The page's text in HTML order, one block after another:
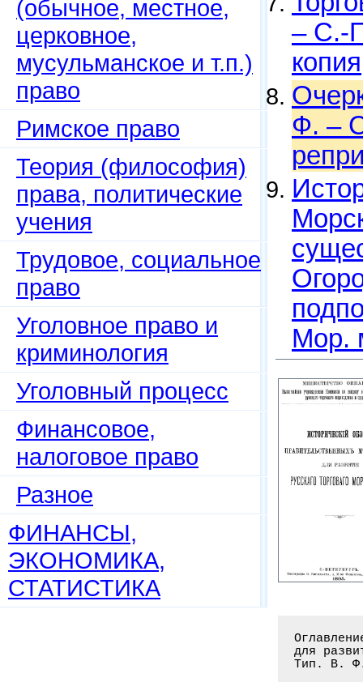
(обычное, местное,
церковное,
мусульманское и т.п.)
право
Римское право
Теория (философия)
права, политические
учения
Трудовое, социальное
право
Уголовное право и
криминология
Уголовный процесс
Финансовое,
налоговое право
Разное
ФИНАНСЫ,
ЭКОНОМИКА,
СТАТИСТИКА
– С.-
копия
Ф. –
Мор.
для
Тип. В.